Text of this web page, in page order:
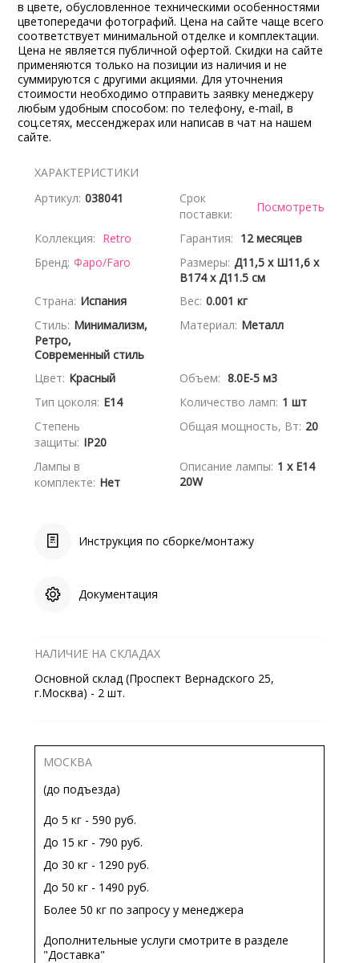
в цвете, обусловленное техническими особенностями
цветопередачи фотографий. Цена на сайте чаще всего
соответствует минимальной отделке и комплектации.
Цена не является публичной офертой. Скидки на сайте
применяются только на позиции из наличия и не
суммируются с другими акциями. Для уточнения
стоимости необходимо отправить заявку менеджеру
любым удобным способом: по телефону, e-mail, в
соц.сетях, мессенджерах или написав в чат на нашем
сайте.
ХАРАКТЕРИСТИКИ
Артикул: 038041
Срок
поставки:
Посмотреть
Коллекция: Retro Гарантия: 12 месяцев
Бренд: Фаро/Faro Размеры: Д11,5 x Ш11,6 x
В174 x Д11.5 см
Страна: Испания Вес: 0.001 кг
Стиль: Минимализм,
Ретро,
Современный стиль
Материал: Металл
Цвет: Красный Объем: 8.0E-5 м3
Тип цоколя: E14 Количество ламп: 1 шт
Степень
защиты: IP20
Общая мощность, Вт: 20
Лампы в
комплекте: Нет
Описание лампы: 1 x E14
20W
Инструкция по сборке/монтажу
Документация
НАЛИЧИЕ НА СКЛАДАХ
Основной склад (Проспект Вернадского 25,
г.Москва) - 2 шт.
МОСКВА
(до подъезда)
До 5 кг - 590 руб.
До 15 кг - 790 руб.
До 30 кг - 1290 руб.
До 50 кг - 1490 руб.
Более 50 кг по запросу у менеджера
Дополнительные услуги смотрите в разделе
"Доставка"